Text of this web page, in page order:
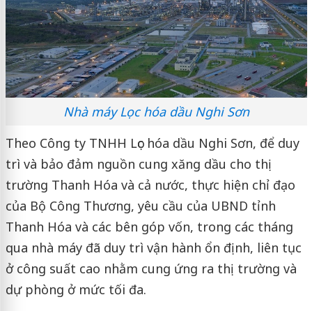
Nhà máy Lọc hóa dầu Nghi Sơn
Theo Công ty TNHH Lọc hóa dầu Nghi Sơn, để duy
trì và bảo đảm nguồn cung xăng dầu cho thị
trường Thanh Hóa và cả nước, thực hiện chỉ đạo
của Bộ Công Thương, yêu cầu của UBND tỉnh
Thanh Hóa và các bên góp vốn, trong các tháng
qua nhà máy đã duy trì vận hành ổn định, liên tục
ở công suất cao nhằm cung ứng ra thị trường và
dự phòng ở mức tối đa.